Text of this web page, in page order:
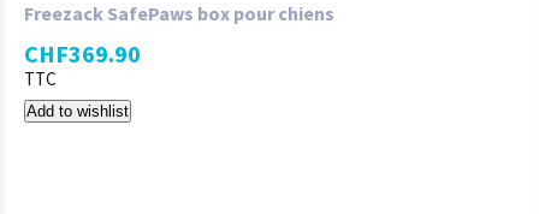
Freezack SafePaws box pour chiens
CHF369.90
TTC
Add to wishlist